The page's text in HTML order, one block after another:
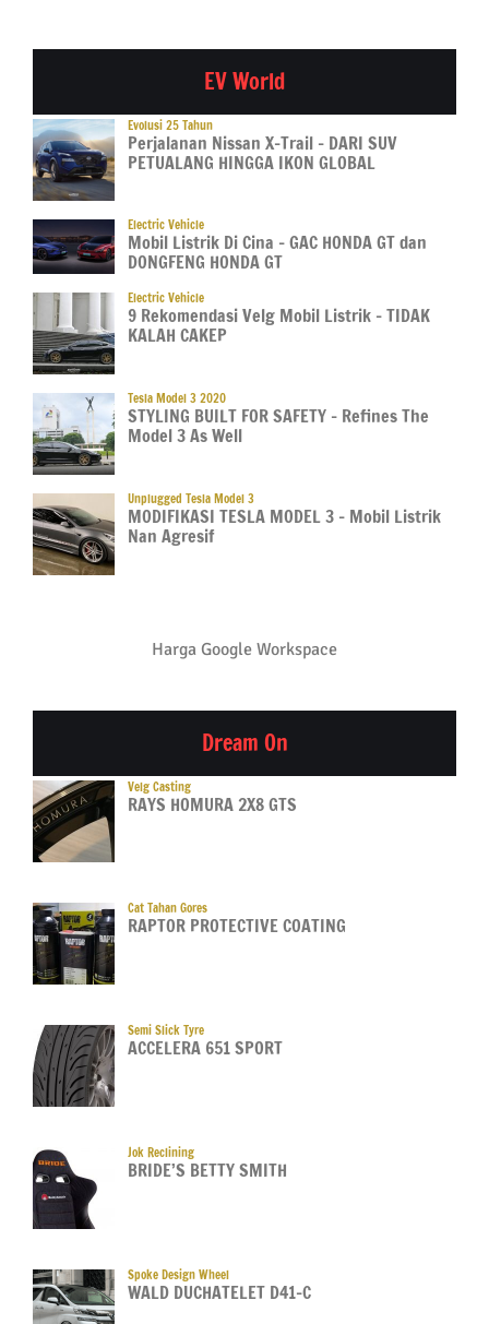
EV World
Evolusi 25 Tahun
Perjalanan Nissan X-Trail – DARI SUV
PETUALANG HINGGA IKON GLOBAL
Electric Vehicle
Mobil Listrik Di Cina – GAC HONDA GT dan
DONGFENG HONDA GT
Electric Vehicle
9 Rekomendasi Velg Mobil Listrik – TIDAK
KALAH CAKEP
Tesla Model 3 2020
STYLING BUILT FOR SAFETY – Refines The
Model 3 As Well
Unplugged Tesla Model 3
MODIFIKASI TESLA MODEL 3 – Mobil Listrik
Nan Agresif
Harga Google Workspace
Dream On
Velg Casting
RAYS HOMURA 2X8 GTS
Cat Tahan Gores
RAPTOR PROTECTIVE COATING
Semi Slick Tyre
ACCELERA 651 SPORT
Jok Reclining
BRIDE’S BETTY SMITH
Spoke Design Wheel
WALD DUCHATELET D41-C